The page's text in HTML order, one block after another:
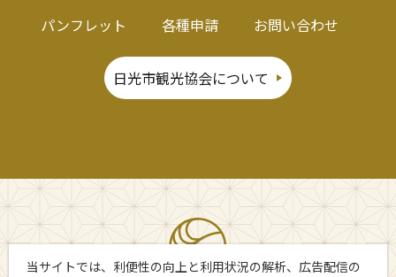
パンフレット
各種申請 お問い合わせ
日光市観光協会について
当サイトでは、利便性の向上と利用状況の解析、広告配信の